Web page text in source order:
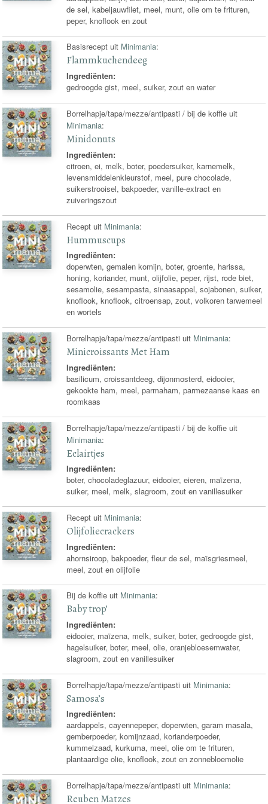
de sel, kabeljauwfilet, meel, munt, olie om te frituren,
peper, knoflook en zout
Basisrecept uit Minimania:
Flammkuchendeeg
Ingrediënten:
gedroogde gist, meel, suiker, zout en water
Borrelhapje/tapa/mezze/antipasti / bij de koffie uit
Minimania:
Minidonuts
Ingrediënten:
citroen, ei, melk, boter, poedersuiker, karnemelk,
levensmiddelenkleurstof, meel, pure chocolade,
suikerstrooisel, bakpoeder, vanille-extract en
zuiveringszout
Recept uit Minimania:
Hummuscups
Ingrediënten:
doperwten, gemalen komijn, boter, groente, harissa,
honing, koriander, munt, olijfolie, peper, rijst, rode biet,
sesamolie, sesampasta, sinaasappel, sojabonen, suiker,
knoflook, knoflook, citroensap, zout, volkoren tarwemeel
en wortels
Borrelhapje/tapa/mezze/antipasti uit Minimania:
Minicroissants Met Ham
Ingrediënten:
basilicum, croissantdeeg, dijonmosterd, eidooier,
gekookte ham, meel, parmaham, parmezaanse kaas en
roomkaas
Borrelhapje/tapa/mezze/antipasti / bij de koffie uit
Minimania:
Eclairtjes
Ingrediënten:
boter, chocoladeglazuur, eidooier, eieren, maïzena,
suiker, meel, melk, slagroom, zout en vanillesuiker
Recept uit Minimania:
Olijfoliecrackers
Ingrediënten:
ahornsiroop, bakpoeder, fleur de sel, maïsgriesmeel,
meel, zout en olijfolie
Bij de koffie uit Minimania:
Baby trop’
Ingrediënten:
eidooier, maïzena, melk, suiker, boter, gedroogde gist,
hagelsuiker, boter, meel, olie, oranjebloesemwater,
slagroom, zout en vanillesuiker
Borrelhapje/tapa/mezze/antipasti uit Minimania:
Samosa’s
Ingrediënten:
aardappels, cayennepeper, doperwten, garam masala,
gemberpoeder, komijnzaad, korianderpoeder,
kummelzaad, kurkuma, meel, olie om te frituren,
plantaardige olie, knoflook, zout en zonnebloemolie
Borrelhapje/tapa/mezze/antipasti uit Minimania:
Reuben Matzes